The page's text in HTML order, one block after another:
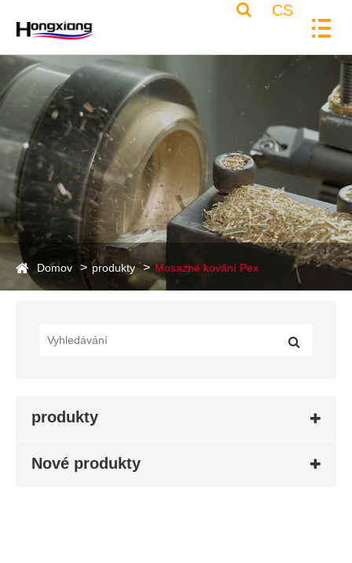
CS
Domov produkty Mosazné kování Pex
produkty
Nové produkty